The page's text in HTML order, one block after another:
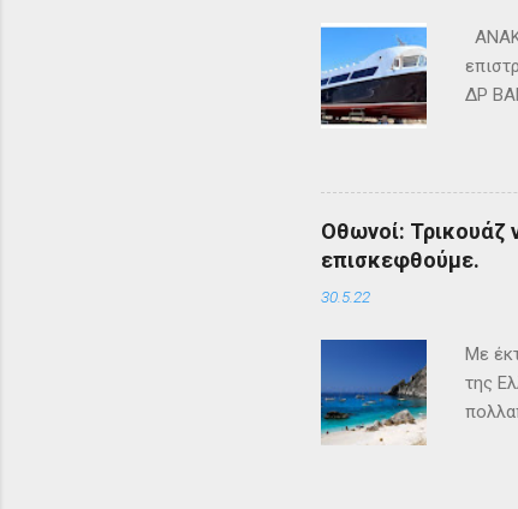
ΔΡ
Οθωνοί: Τρικουάζ
επισκεφθούμε.
30.5.22
Με
της